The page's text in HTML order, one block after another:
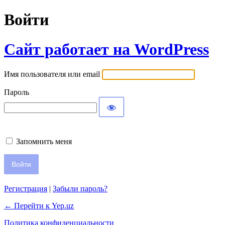
Войти
Сайт работает на WordPress
Имя пользователя или email
Пароль
Запомнить меня
Регистрация | Забыли пароль?
← Перейти к Yep.uz
Политика конфиденциальности